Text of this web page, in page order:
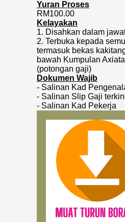
Yuran Proses
RM100.00
Kelayakan
1. Disahkan dalam
2. Terbuka kepada
termasuk bekas
bawah Kumpulan
(potongan gaji)
Dokumen Wajib
- Salinan Kad
- Salinan Slip Gaji
- Salinan Kad Pekerja